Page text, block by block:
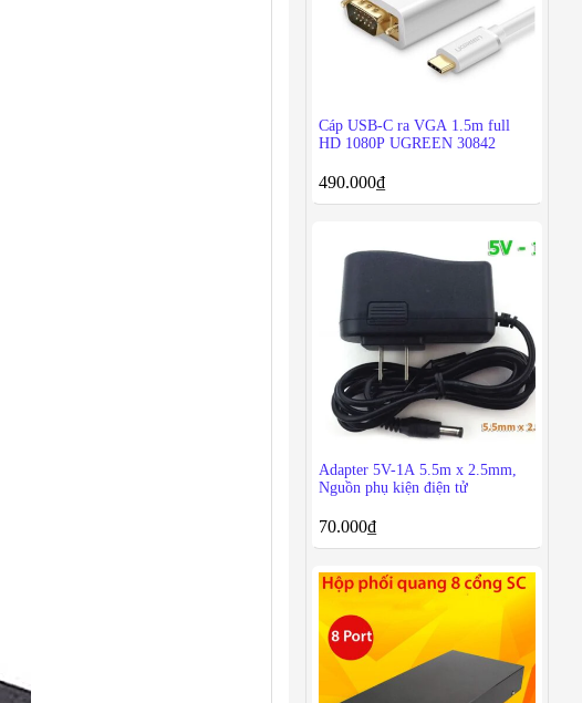
Cáp USB-C ra VGA 1.5m full
HD 1080P UGREEN 30842
490.000₫
Adapter 5V-1A 5.5m x 2.5mm,
Nguồn phụ kiện điện tử
70.000₫